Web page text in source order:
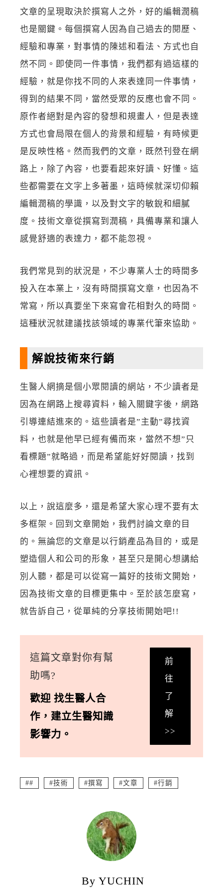
文章的呈現取決於撰寫人之外，好的編輯潤稿
也是關鍵。每個撰寫人因為自己過去的閱歷、
經驗和專業，對事情的陳述和看法、方式也自
然不同。即使同一件事情，我們都有過這樣的
經驗，就是你找不同的人來表達同一件事情，
得到的結果不同，當然受眾的反應也會不同。
原作者絕對是內容的發想和規畫人，但是表達
方式也會局限在個人的背景和經驗，有時候更
是反映性格。然而我們的文章，既然刊登在網
路上，除了內容，也要看起來好讀、好懂。這
些都需要在文字上多著墨，這時候就深切仰賴
編輯潤稿的學識，以及對文字的敏銳和細膩
度。技術文章從撰寫到潤稿，具備專業和讓人
感覺舒適的表達力，都不能忽視。
我們常見到的狀況是，不少專業人士的時間多
投入在本業上，沒有時間撰寫文章，也因為不
常寫，所以真要坐下來寫會花相對久的時間。
這種狀況就建議找該領域的專業代筆來協助。
解說技術來行銷
生醫人網摘是個小眾閱讀的網站，不少讀者是
因為在網路上搜尋資料，輸入關鍵字後，網路
引導連結進來的。這些讀者是”主動”尋找資
料，也就是他早已經有備而來，當然不想”只
看標題”就略過，而是希望能好好閱讀，找到
心裡想要的資訊。
以上，說這麼多，還是希望大家心理不要有太
多框架。回到文章開始，我們討論文章的目
的。無論您的文章是以行銷產品為目的，或是
塑造個人和公司的形象，甚至只是開心想講給
別人聽，都是可以從寫一篇好的技術文開始，
因為技術文章的目標更集中。至於該怎麼寫，
就告訴自己，從單純的分享技術開始吧!!
這篇文章對你有幫
助嗎?
歡迎 找生醫人合
作 ， 建立生醫知識
影響力。
前
往
了
解
>>
# 技術 撰寫 文章 行銷
By YUCHIN